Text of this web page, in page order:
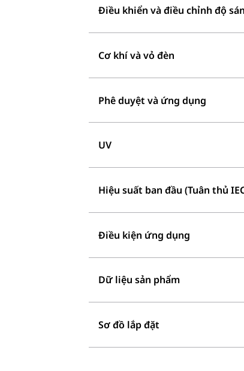
Điều khiển và điều chỉnh độ
Cơ khí và vỏ đèn
Phê duyệt và ứng dụng
UV
Hiệu suất ban đầu (Tuân thủ
Điều kiện ứng dụng
Dữ liệu sản phẩm
Sơ đồ lắp đặt